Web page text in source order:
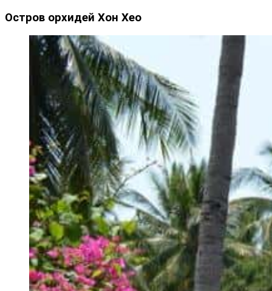
Остров орхидей Хон Хео